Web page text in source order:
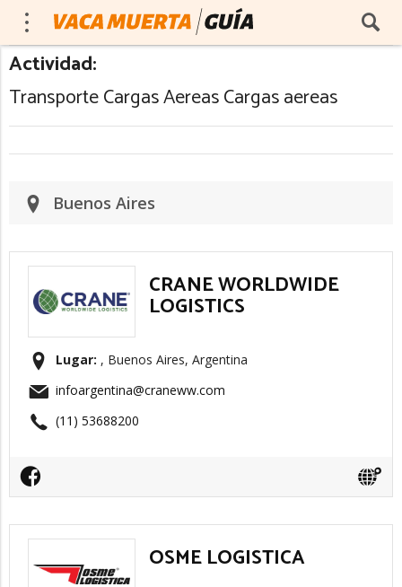
Actividad:
Transporte Cargas Aereas Cargas aereas
Buenos Aires
CRANE WORLDWIDE
LOGISTICS
Lugar: , Buenos Aires, Argentina
infoargentina@craneww.com
(11) 53688200
OSME LOGISTICA